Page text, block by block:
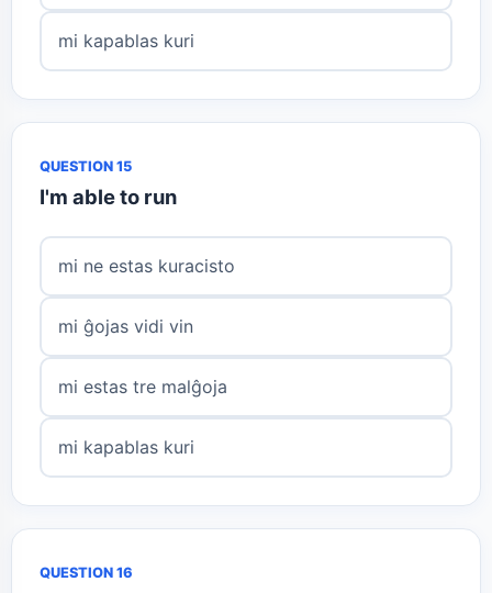
mi kapablas kuri
QUESTION 15
I'm able to run
mi ne estas kuracisto
mi ĝojas vidi vin
mi estas tre malĝoja
mi kapablas kuri
QUESTION 16